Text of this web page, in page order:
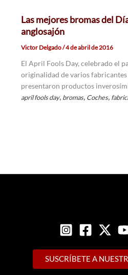
Las mejores bromas del
anglosajón
Victor Delgado/4 de abril de 2016
El April Fools Day, celebrado el
originalidad de varios
presentaron productos
april fools day, bromas, Coches,
SUSCRÍBETE A